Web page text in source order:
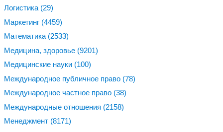
Логистика (29)
Маркетинг (4459)
Математика (2533)
Медицина, здоровье (9201)
Медицинские науки (100)
Международное публичное право (78)
Международное частное право (38)
Международные отношения (2158)
Менеджмент (8171)